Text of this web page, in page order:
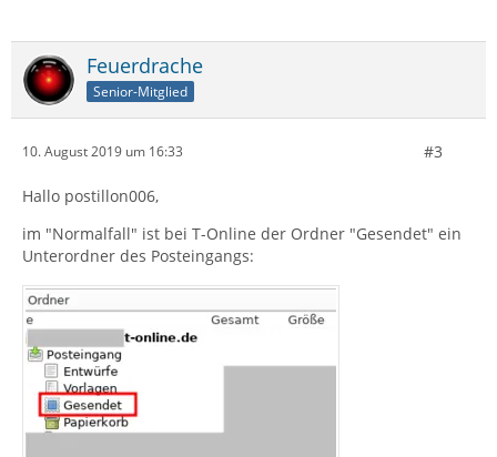
Feuerdrache
Senior-Mitglied
10. August 2019 um 16:33 #3
Hallo postillon006,
im "Normalfall" ist bei T-Online der Ordner "Gesendet" ein
Unterordner des Posteingangs: